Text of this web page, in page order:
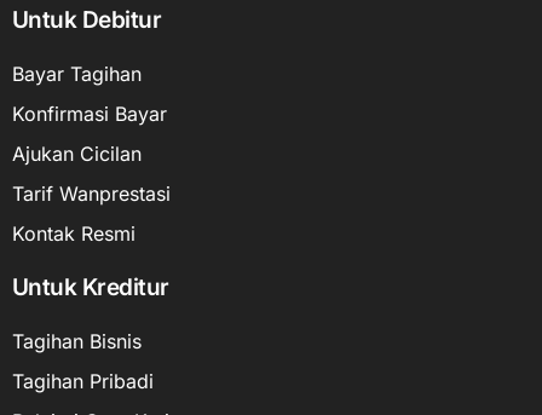
Untuk Debitur
Bayar Tagihan
Konfirmasi Bayar
Ajukan Cicilan
Tarif Wanprestasi
Kontak Resmi
Untuk Kreditur
Tagihan Bisnis
Tagihan Pribadi